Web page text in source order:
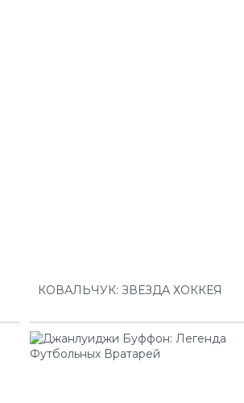
КОВАЛЬЧУК: ЗВЕЗДА ХОККЕЯ